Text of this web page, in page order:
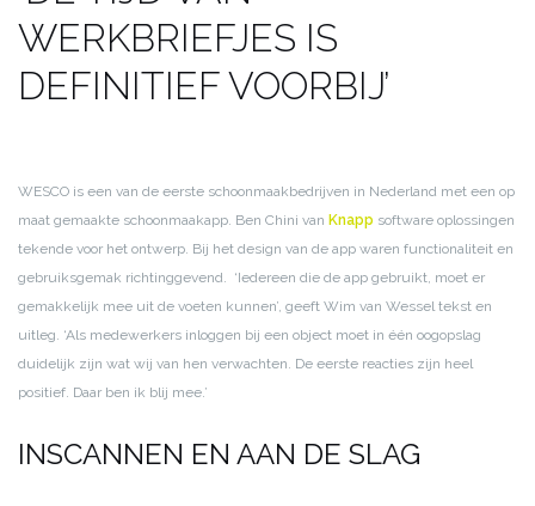
WERKBRIEFJES IS
DEFINITIEF VOORBIJ’
WESCO is een van de eerste schoonmaakbedrijven in Nederland met een op
maat gemaakte schoonmaakapp. Ben Chini van Knapp software oplossingen
tekende voor het ontwerp. Bij het design van de app waren functionaliteit en
gebruiksgemak richtinggevend. ‘Iedereen die de app gebruikt, moet er
gemakkelijk mee uit de voeten kunnen’, geeft Wim van Wessel tekst en
uitleg. ‘Als medewerkers inloggen bij een object moet in één oogopslag
duidelijk zijn wat wij van hen verwachten. De eerste reacties zijn heel
positief. Daar ben ik blij mee.’
INSCANNEN EN AAN DE SLAG